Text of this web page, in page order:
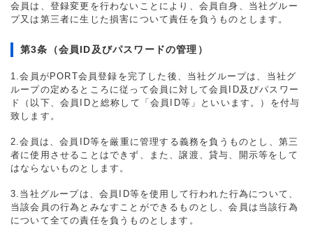
会員は、登録変更を行わないことにより、会員自身、当社グルー
プ又は第三者に生じた損害について責任を負うものとします。
第3条（会員ID及びパスワードの管理）
1.会員がPORT会員登録を完了した後、当社グループは、当社グ
ループの定めるところに従って会員に対して会員ID及びパスワー
ド（以下、会員IDと総称して「会員ID等」といいます。）を付与
致します。
2.会員は、会員ID等を厳重に管理する義務を負うものとし、第三
者に使用させることはできず、また、譲渡、貸与、開示等をして
はならないものとします。
3.当社グループは、会員ID等を使用して行われた行為について、
当該会員の行為とみなすことができるものとし、会員は当該行為
について全ての責任を負うものとします。